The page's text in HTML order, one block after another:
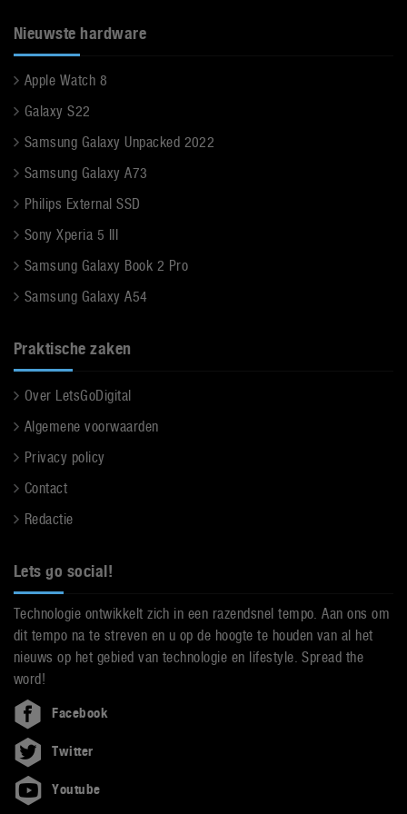
Nieuwste hardware
Apple Watch 8
Galaxy S22
Samsung Galaxy Unpacked 2022
Samsung Galaxy A73
Philips External SSD
Sony Xperia 5 III
Samsung Galaxy Book 2 Pro
Samsung Galaxy A54
Praktische zaken
Over LetsGoDigital
Algemene voorwaarden
Privacy policy
Contact
Redactie
Lets go social!
Technologie ontwikkelt zich in een razendsnel tempo. Aan ons om
dit tempo na te streven en u op de hoogte te houden van al het
nieuws op het gebied van technologie en lifestyle. Spread the
word!
Facebook
Twitter
Youtube